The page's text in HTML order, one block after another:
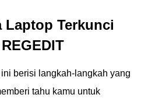
Laptop Terkunci
berisi langkah-langkah yang
tahu kamu untuk